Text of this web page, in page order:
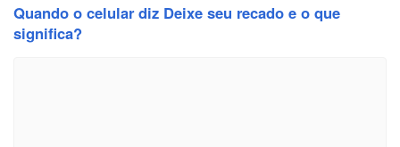
Quando o celular diz Deixe seu recado e o que
significa?